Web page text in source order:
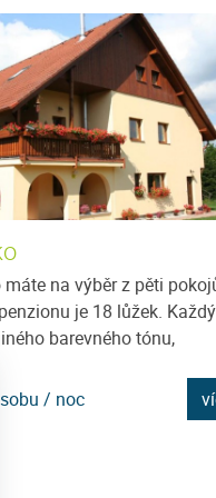
na výběr z pěti
je 18 lůžek. Každý
barevného tónu,
/ noc